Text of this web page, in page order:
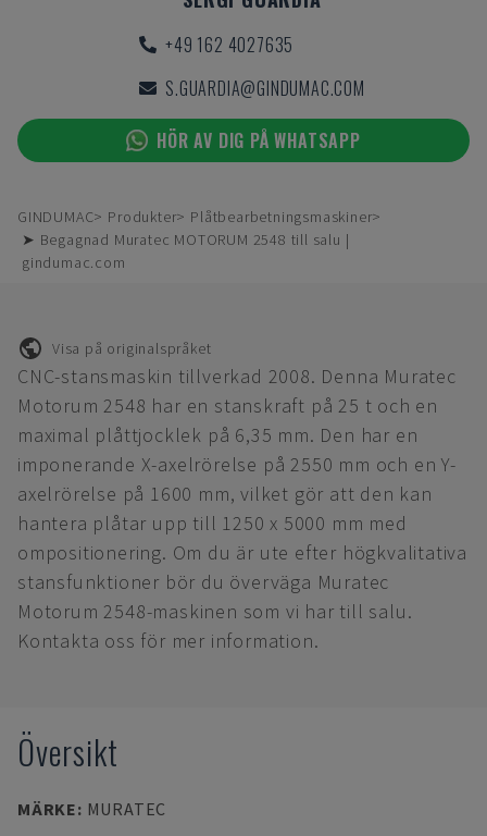
+49 162 4027635
S.GUARDIA@GINDUMAC.COM
HÖR AV DIG PÅ WHATSAPP
GINDUMAC Produkter
Plåtbearbetningsmaskiner
➤ Begagnad Muratec MOTORUM 2548 till salu |
gindumac.com
Visa på originalspråket
CNC-stansmaskin tillverkad 2008. Denna Muratec
Motorum 2548 har en stanskraft på 25 t och en
maximal plåttjocklek på 6,35 mm. Den har en
imponerande X-axelrörelse på 2550 mm och en Y-
axelrörelse på 1600 mm, vilket gör att den kan
hantera plåtar upp till 1250 x 5000 mm med
ompositionering. Om du är ute efter högkvalitativa
stansfunktioner bör du överväga Muratec
Motorum 2548-maskinen som vi har till salu.
Kontakta oss för mer information.
Översikt
MÄRKE: MURATEC